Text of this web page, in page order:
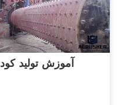
آموزش تولید کود